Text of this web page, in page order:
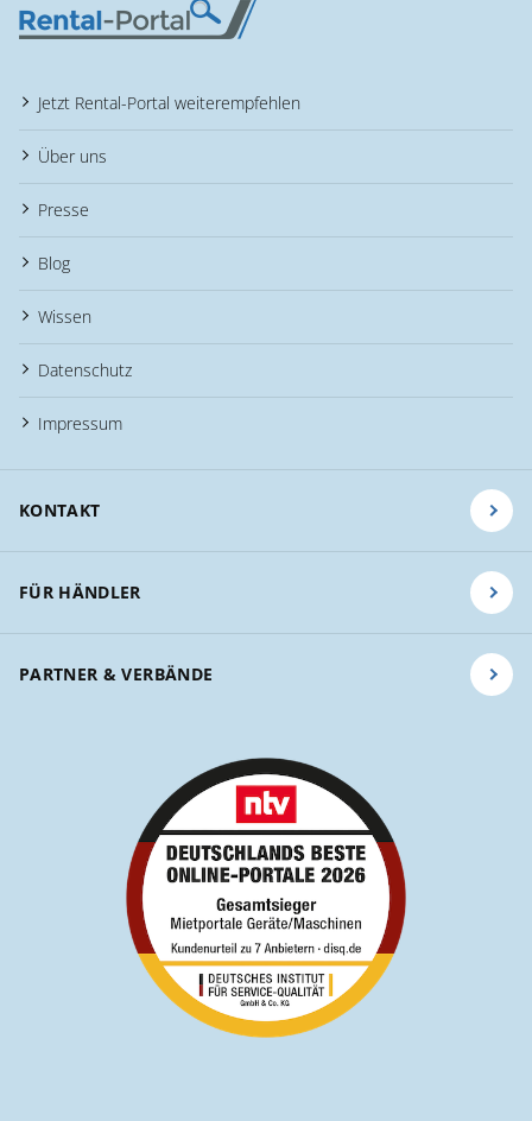
Jetzt Rental-Portal weiterempfehlen
Über uns
Presse
Blog
Wissen
Datenschutz
Impressum
KONTAKT
FÜR HÄNDLER
PARTNER & VERBÄNDE